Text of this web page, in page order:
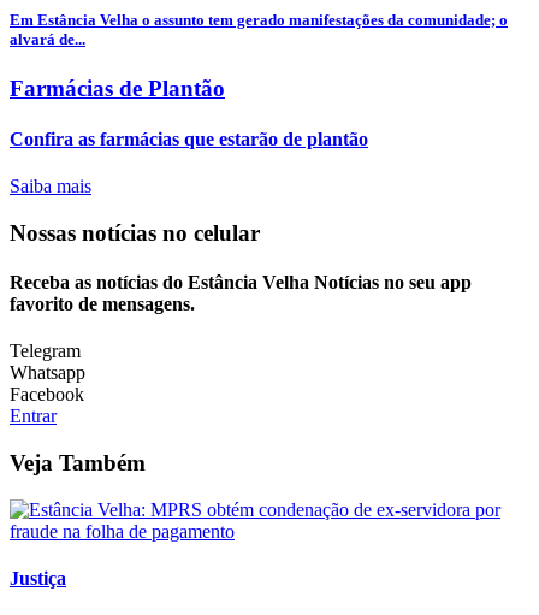
Em Estância Velha o assunto tem gerado manifestações da comunidade; o
alvará de...
Farmácias de Plantão
Confira as farmácias que estarão de plantão
Saiba mais
Nossas notícias no celular
Receba as notícias do Estância Velha Notícias no seu app
favorito de mensagens.
Telegram
Whatsapp
Facebook
Entrar
Veja Também
Justiça